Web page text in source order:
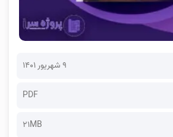
۹ شهریور ۱۴۰۱
PDF
21MB